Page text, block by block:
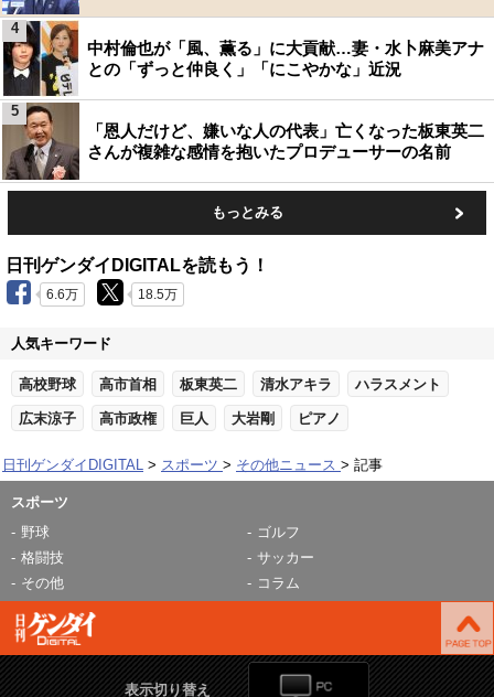
中村倫也が「風、薫る」に大貢献…妻・水卜麻美アナ
との「ずっと仲良く」「にこやかな」近況
4
「恩人だけど、嫌いな人の代表」亡くなった板東英二
さんが複雑な感情を抱いたプロデューサーの名前
5
もっとみる
日刊ゲンダイDIGITALを読もう！
6.6万 18.5万
人気キーワード
高校野球 高市首相 板東英二 清水アキラ ハラスメント
広末涼子 高市政権 巨人 大岩剛 ピアノ
日刊ゲンダイDIGITAL スポーツ その他ニュース 記事
スポーツ
野球
ゴルフ
格闘技
サッカー
その他
コラム
表示切り替え